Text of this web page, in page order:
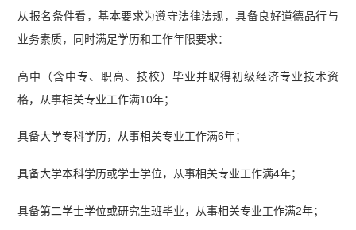
真题估分卷（11.17）下午.pdf】
从报名条件看，基本要求为遵守法律法规，具备良好道德品行与
业务素质，同时满足学历和工作年限要求：
高中（含中专、职高、技校）毕业并取得初级经济专业技术资
格，从事相关专业工作满10年；
具备大学专科学历，从事相关专业工作满6年；
具备大学本科学历或学士学位，从事相关专业工作满4年；
具备第二学士学位或研究生班毕业，从事相关专业工作满2年；